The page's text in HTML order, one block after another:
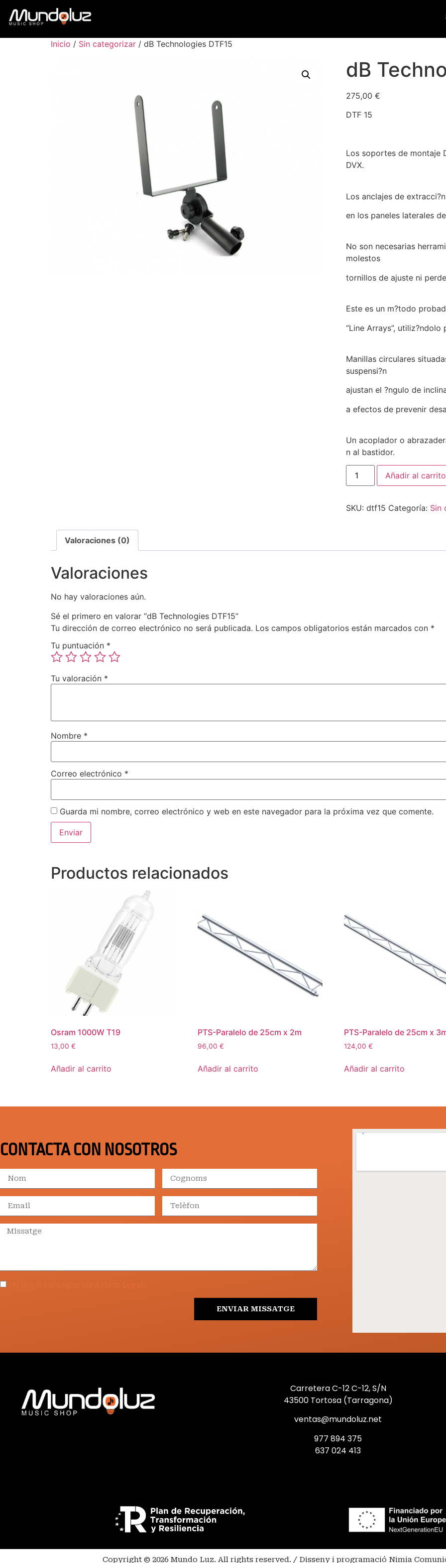
Inicio / Sin categorizar / dB Technologies DTF15
dB
275,00 €
DTF 15
Los soportes de montaje
DVX.
Los anclajes de
en los paneles laterales
No son necesarias
molestos
tornillos de ajuste ni
Este es un m?todo
“Line Arrays”,
Manillas circulares
suspensi?n
ajustan el ?ngulo de
a efectos de prevenir
Un acoplador o
n al bastidor.
Añadir al carrito
SKU: dtf15 Categoría: Sin
Valoraciones (0)
Valoraciones
No hay valoraciones aún.
Sé el primero en valorar “dB Technologies DTF15”
Tu dirección de correo electrónico no será publicada. Los campos obligatorios están marcados con *
Tu puntuación *
Tu valoración *
Nombre *
Correo electrónico *
Guarda mi nombre, correo electrónico y web en este navegador para la próxima vez que comente.
Productos relacionados
Osram 1000W T19
13,00 €
Añadir al carrito
PTS-Paralelo de 25cm x 2m
96,00 €
Añadir al carrito
PTS-Paralelo de 25cm x
124,00€
Añadir al carrito
CONTACTA CON NOSOTROS
ENVIAR MISSATGE
Carretera C-12 C-12, S/N
43500 Tortosa (Tarragona)
ventas@mundoluz.net
977 894 375
637 024 413
Copyright © 2026 Mundo Luz. All rights reserved. / Disseny i programació Nimia